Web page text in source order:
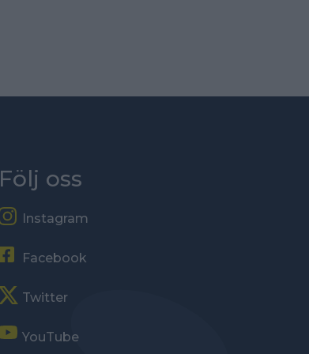
Följ oss
Instagram
Facebook
Twitter
YouTube